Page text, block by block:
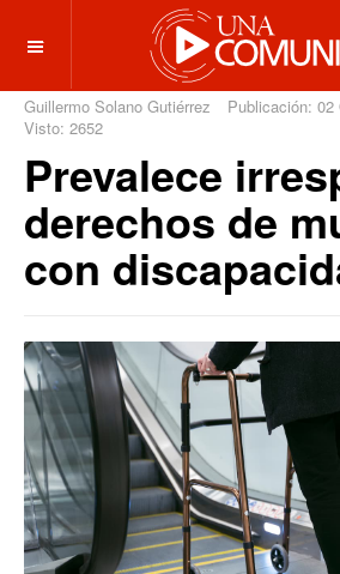
OFF CANVAS
Guillermo Solano Gutiérrez
Publicación: 02
Visto: 2652
Prevalece
derechos de
con